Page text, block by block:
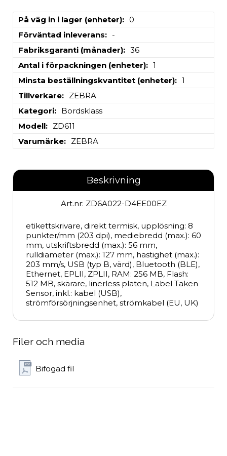
På väg in i lager (enheter)
0
Förväntad inleverans
-
Fabriksgaranti (månader)
36
Antal i förpackningen (enheter)
1
Minsta beställningskvantitet (enheter)
1
Tillverkare
ZEBRA
Kategori
Bordsklass
Modell
ZD611
Varumärke
ZEBRA
Beskrivning
Art.nr: ZD6A022-D4EE00EZ
etikettskrivare, direkt termisk, upplösning: 8
punkter/mm (203 dpi), mediebredd (max.): 60
mm, utskriftsbredd (max.): 56 mm,
rulldiameter (max.): 127 mm, hastighet (max.):
203 mm/s, USB (typ B, värd), Bluetooth (BLE),
Ethernet, EPLII, ZPLII, RAM: 256 MB, Flash:
512 MB, skärare, linerless platen, Label Taken
Sensor, inkl.: kabel (USB),
strömförsörjningsenhet, strömkabel (EU, UK)
Filer och media
Bifogad fil